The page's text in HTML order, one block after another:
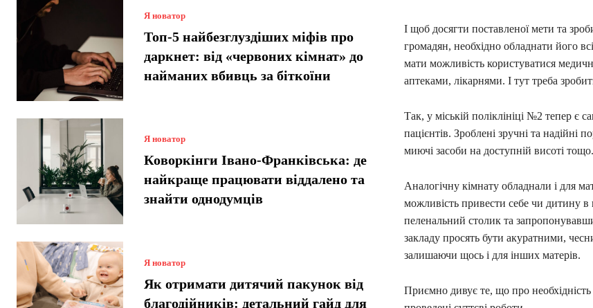
Я новатор
Топ-5 найбезглуздіших міфів про
даркнет: від «червоних кімнат» до
найманих вбивць за біткоїни
Я новатор
Коворкінги Івано-Франківська: де
найкраще працювати віддалено та
знайти однодумців
Я новатор
Як отримати дитячий пакунок від
благодійників: детальний гайд для
І щоб досягти поставленої мети та
громадян, необхідно обладнати його
мати можливість користуватися
аптеками, лікарнями. І тут треба
Так, у міській поліклініці №2 тепер є
пацієнтів. Зроблені зручні та надійні
миючі засоби на доступній висоті тощо.
Аналогічну кімнату обладнали і для
можливість привести себе чи дитину
пеленальний столик та
закладу просять бути акуратними,
залишаючи щось і для інших матерів.
Приємно дивує те, що про необхідність